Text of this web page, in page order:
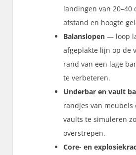
landingen van 20–40
afstand en hoogte
Balanslopen — loop
afgeplakte lijn op de
rand van een lage
te verbeteren.
Underbar en vault
randjes van meubels
vaults te simuleren
overstrepen.
Core- en